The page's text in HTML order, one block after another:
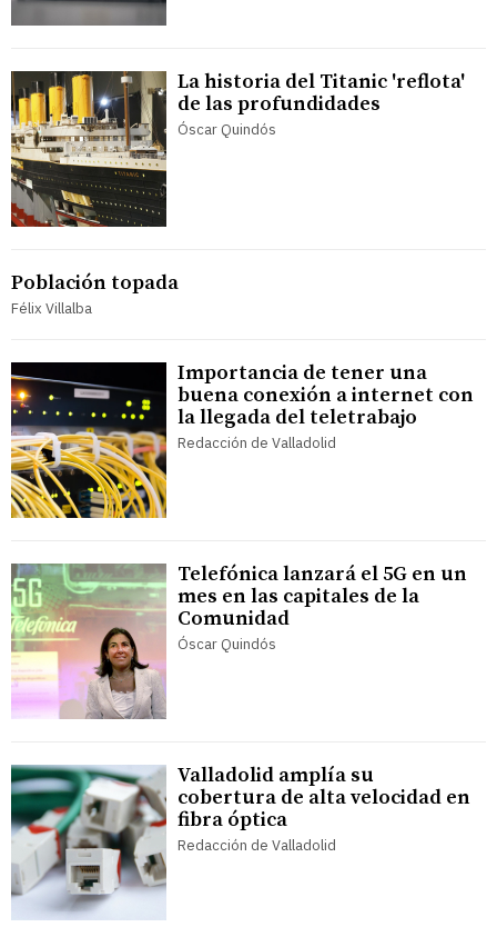
La historia del Titanic 'reflota'
de las profundidades
Óscar Quindós
Población topada
Félix Villalba
Importancia de tener una
buena conexión a internet con
la llegada del teletrabajo
Redacción de Valladolid
Telefónica lanzará el 5G en un
mes en las capitales de la
Comunidad
Óscar Quindós
Valladolid amplía su
cobertura de alta velocidad en
fibra óptica
Redacción de Valladolid